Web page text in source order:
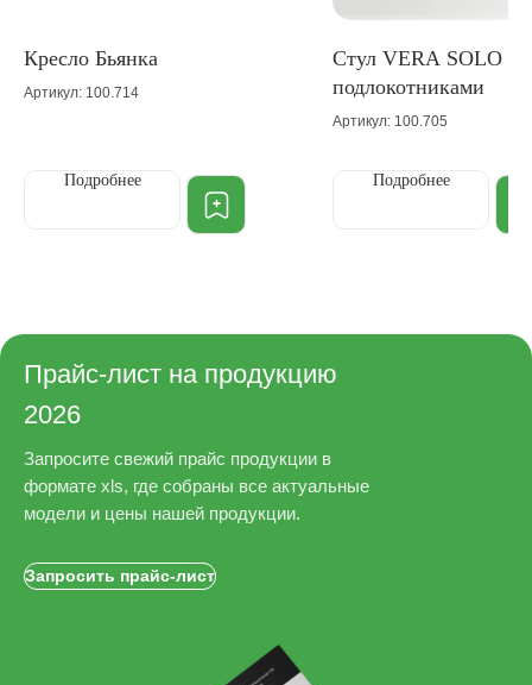
Кресло Бьянка
Артикул: 100.714
Подробнее
Cтул VERA SOLO с
подлокотниками
Артикул: 100.705
Подробнее
Прайс-лист на продукцию
2026
Запросите свежий прайс продукции в
формате xls, где собраны все актуальные
модели и цены нашей продукции.
Запросить прайс-лист